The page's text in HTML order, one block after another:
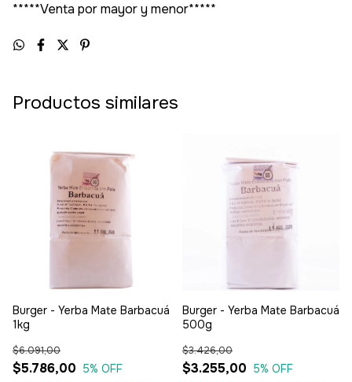
*****Venta por mayor y menor*****
Productos similares
Burger - Yerba Mate Barbacuá
1kg
$5.786,00
$6.091,00
5% OFF
Burger - Yerba Mate Barbacuá
500g
$3.255,00
$3.426,00
5% OFF